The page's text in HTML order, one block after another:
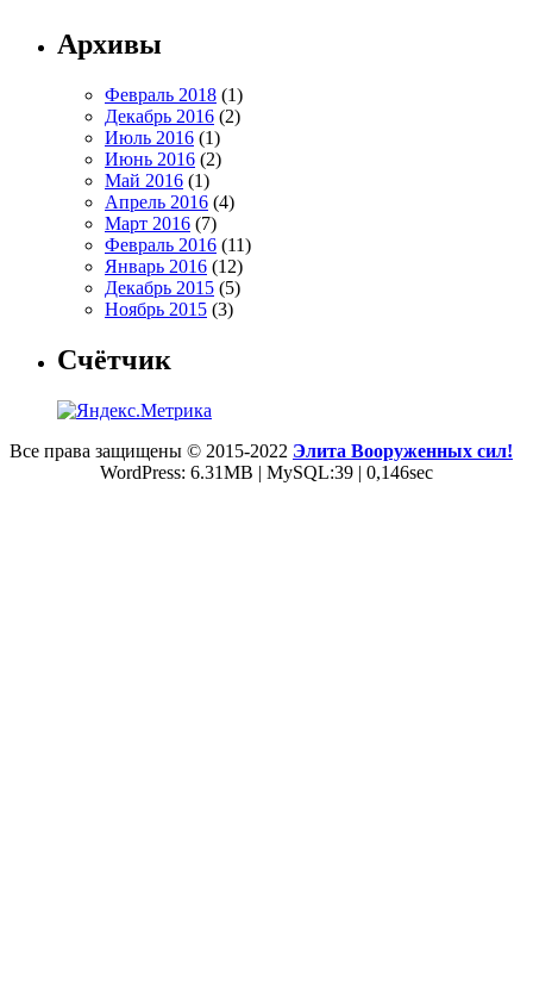
Архивы
Февраль 2018 (1)
Декабрь 2016 (2)
Июль 2016 (1)
Июнь 2016 (2)
Май 2016 (1)
Апрель 2016 (4)
Март 2016 (7)
Февраль 2016 (11)
Январь 2016 (12)
Декабрь 2015 (5)
Ноябрь 2015 (3)
Счётчик
Все права защищены © 2015-2022 Элита Вооруженных сил!
WordPress: 6.31MB | MySQL:39 | 0,146sec